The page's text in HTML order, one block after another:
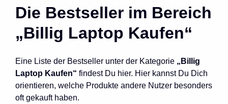
Die Bestseller im Bereich
„Billig Laptop Kaufen“
Eine Liste der Bestseller unter der Kategorie „Billig
Laptop Kaufen“ findest Du hier. Hier kannst Du Dich
orientieren, welche Produkte andere Nutzer besonders
oft gekauft haben.